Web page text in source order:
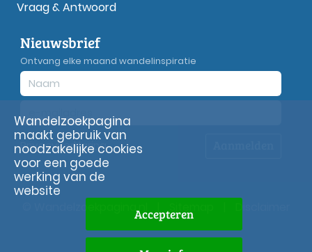
Vraag & Antwoord
Nieuwsbrief
Ontvang elke maand wandelinspiratie
Privacyverklaring
© Wandelzoekpagina.nl
Wandelzoekpagina
maakt gebruik van
noodzakelijke cookies
voor een goede
werking van de
website
Accepteren